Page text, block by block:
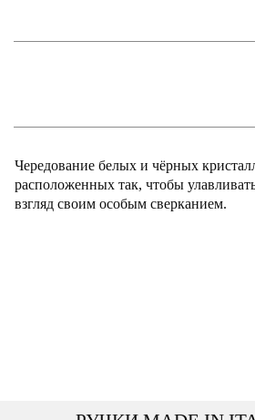
Чередование белых и чёрных
расположенных так, чтобы
взгляд своим особым сверканием.